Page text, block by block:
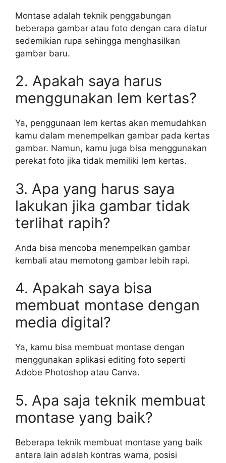
Montase adalah teknik penggabungan
beberapa gambar atau foto dengan cara diatur
sedemikian rupa sehingga menghasilkan
gambar baru.
2. Apakah saya harus
menggunakan lem kertas?
Ya, penggunaan lem kertas akan memudahkan
kamu dalam menempelkan gambar pada kertas
gambar. Namun, kamu juga bisa menggunakan
perekat foto jika tidak memiliki lem kertas.
3. Apa yang harus saya
lakukan jika gambar tidak
terlihat rapih?
Anda bisa mencoba menempelkan gambar
kembali atau memotong gambar lebih rapi.
4. Apakah saya bisa
membuat montase dengan
media digital?
Ya, kamu bisa membuat montase dengan
menggunakan aplikasi editing foto seperti
Adobe Photoshop atau Canva.
5. Apa saja teknik membuat
montase yang baik?
Beberapa teknik membuat montase yang baik
antara lain adalah kontras warna, posisi